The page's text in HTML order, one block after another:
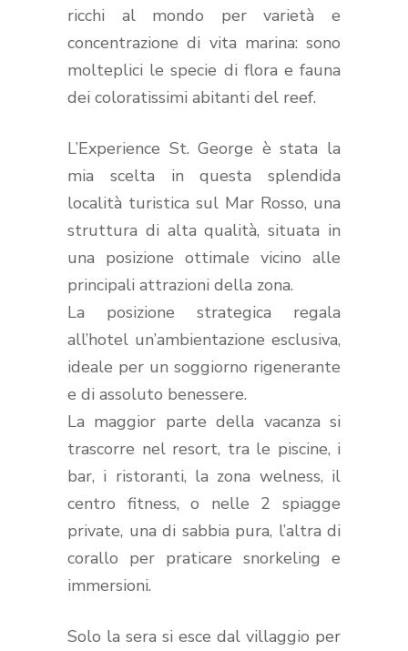
ricchi al mondo per varietà e
concentrazione di vita marina: sono
molteplici le specie di flora e fauna
dei coloratissimi abitanti del reef.
L’Experience St. George è stata la
mia scelta in questa splendida
località turistica sul Mar Rosso, una
struttura di alta qualità, situata in
una posizione ottimale vicino alle
principali attrazioni della zona.
La posizione strategica regala
all’hotel un’ambientazione esclusiva,
ideale per un soggiorno rigenerante
e di assoluto benessere.
La maggior parte della vacanza si
trascorre nel resort, tra le piscine, i
bar, i ristoranti, la zona welness, il
centro fitness, o nelle 2 spiagge
private, una di sabbia pura, l’altra di
corallo per praticare snorkeling e
immersioni.
Solo la sera si esce dal villaggio per